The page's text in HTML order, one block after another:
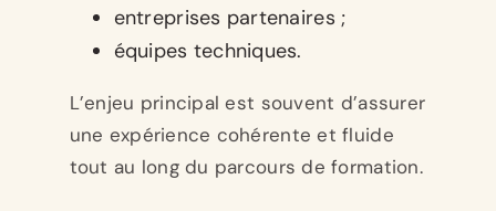
entreprises partenaires ;
équipes techniques.
L’enjeu principal est souvent d’assurer
une expérience cohérente et fluide
tout au long du parcours de formation.